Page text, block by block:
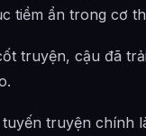
tiềm ẩn trong cơ
truyện, cậu đã
truyện chính